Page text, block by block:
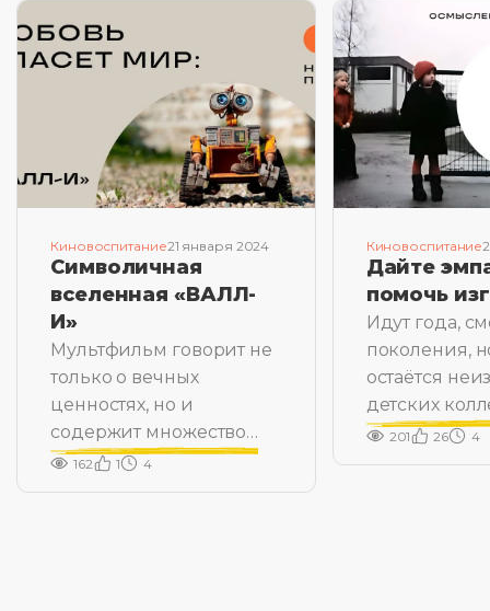
Киновоспитание21 января 2024
Символичная
вселенная «ВАЛЛ-
И»
Мультфильм говорит не
только о вечных
ценностях, но и
содержит множество
культурных кодов.
162 1 4
Киновоспитание
Дайте
помочь
Идут года,
поколения,
остаётся
детских
есть дети,
почему-то не
201 26 4